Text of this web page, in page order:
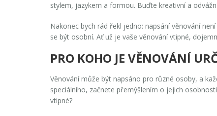
stylem, jazykem a formou. Buďte kreativní a
Nakonec bych rád řekl jedno: napsání věnování
se být osobní. Ať už je vaše věnování vtipné,
PRO KOHO JE VĚNOVÁNÍ
Věnování může být napsáno pro různé osoby, a
speciálního, začnete přemýšlením o jejich
vtipné?